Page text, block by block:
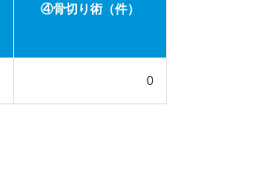
④骨切り術（件）
0